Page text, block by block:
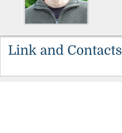
Link and Contacts